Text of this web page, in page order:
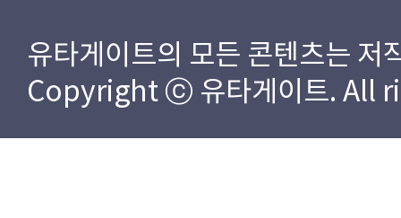
유타게이트의 모든 콘텐츠는 저
Copyright ⓒ 유타게이트. All